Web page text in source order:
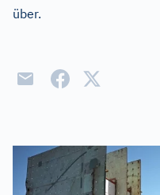
über.